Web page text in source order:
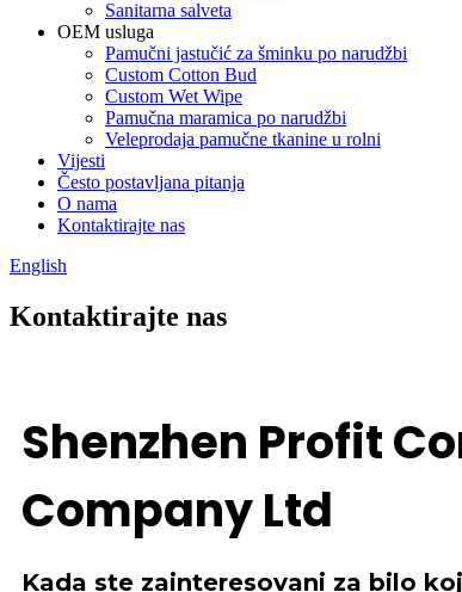
Sanitarna salveta
OEM usluga
Pamučni jastučić za šminku po narudžbi
Custom Cotton Bud
Custom Wet Wipe
Pamučna maramica po narudžbi
Veleprodaja pamučne tkanine u rolni
Vijesti
Često postavljana pitanja
O nama
Kontaktirajte nas
English
Kontaktirajte nas
Shenzhen Profit
Company Ltd
Kada ste zainteresovani za bilo